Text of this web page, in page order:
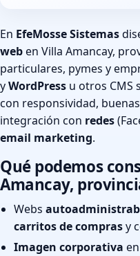
En EfeMosse Sistemas
weben Villa Amancay,
particulares, pymes y
yWordPress u otros CMS
con responsividad,
integración con redes
email marketing.
Qué podemos
Amancay,
Webs
carritos de comprasy
Imagen corporativa